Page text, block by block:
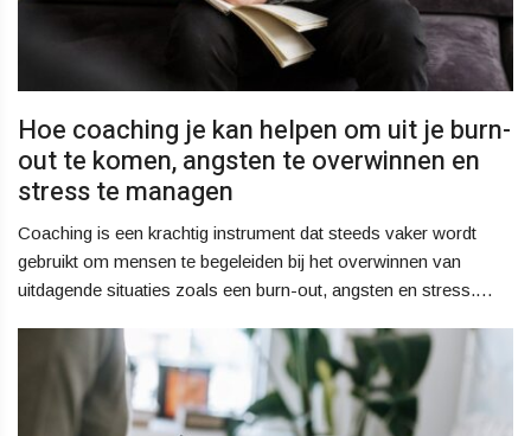
Hoe coaching je kan helpen om uit je burn-
out te komen, angsten te overwinnen en
stress te managen
Coaching is een krachtig instrument dat steeds vaker wordt
gebruikt om mensen te begeleiden bij het overwinnen van
uitdagende situaties zoals een burn-out, angsten en stress.…